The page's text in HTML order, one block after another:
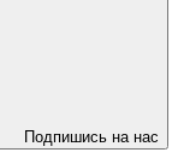
Подпишись на нас